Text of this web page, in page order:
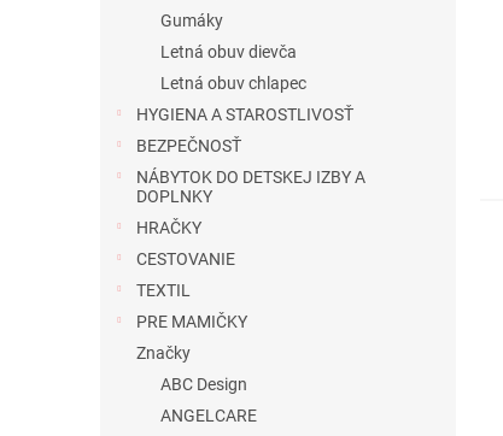
Gumáky
Letná obuv dievča
Letná obuv chlapec
HYGIENA A STAROSTLIVOSŤ
BEZPEČNOSŤ
NÁBYTOK DO DETSKEJ IZBY A
DOPLNKY
HRAČKY
CESTOVANIE
TEXTIL
PRE MAMIČKY
Značky
ABC Design
ANGELCARE